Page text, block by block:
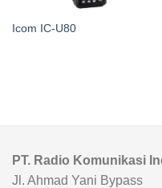
Icom IC-U80
PT. Radio Komunikasi
Jl. Ahmad Yani Bypass